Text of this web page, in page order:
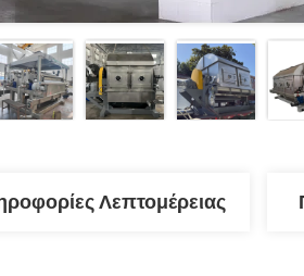
Λεπτομέρειας